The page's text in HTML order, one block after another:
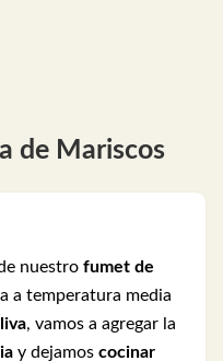
de Mariscos
nuestro fumet de
a temperatura media
, vamos a agregar la
y dejamos cocinar